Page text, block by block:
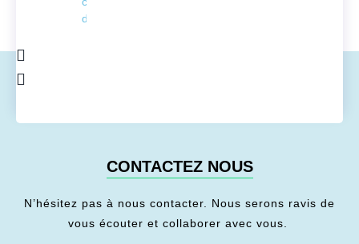
de l'énergie
CONTACTEZ NOUS
N’hésitez pas à nous contacter. Nous serons ravis de
vous écouter et collaborer avec vous.